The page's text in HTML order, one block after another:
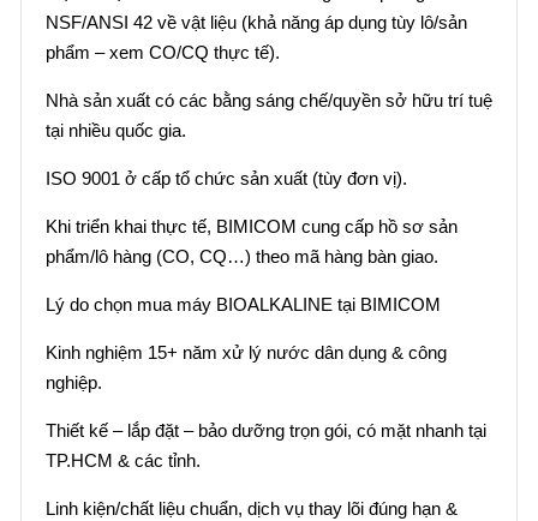
NSF/ANSI 42 về vật liệu (khả năng áp dụng tùy lô/sản
phẩm – xem CO/CQ thực tế).
Nhà sản xuất có các bằng sáng chế/quyền sở hữu trí tuệ
tại nhiều quốc gia.
ISO 9001 ở cấp tổ chức sản xuất (tùy đơn vị).
Khi triển khai thực tế, BIMICOM cung cấp hồ sơ sản
phẩm/lô hàng (CO, CQ…) theo mã hàng bàn giao.
Lý do chọn mua máy BIOALKALINE tại BIMICOM
Kinh nghiệm 15+ năm xử lý nước dân dụng & công
nghiệp.
Thiết kế – lắp đặt – bảo dưỡng trọn gói, có mặt nhanh tại
TP.HCM & các tỉnh.
Linh kiện/chất liệu chuẩn, dịch vụ thay lõi đúng hạn &